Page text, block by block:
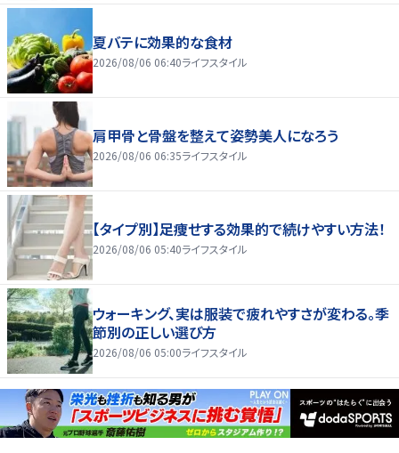
夏バテに効果的な食材
2026/08/06 06:40ライフスタイル
肩甲骨と骨盤を整えて姿勢美人になろう
2026/08/06 06:35ライフスタイル
【タイプ別】足痩せする効果的で続けやすい方法！
2026/08/06 05:40ライフスタイル
ウォーキング、実は服装で疲れやすさが変わる。季
節別の正しい選び方
2026/08/06 05:00ライフスタイル